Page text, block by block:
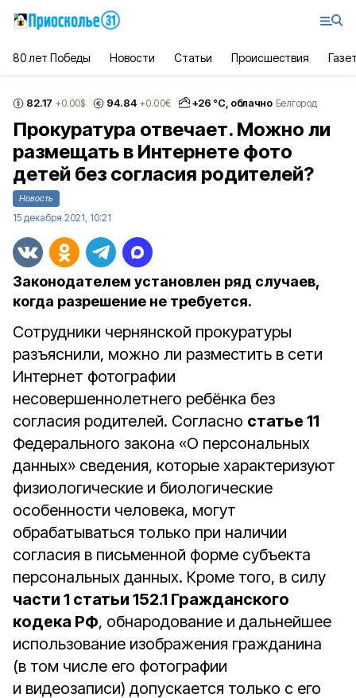
80 лет Победы Новости Статьи Происшествия
82.17 +0.00$ 94.84 +0.00€ +26 °С, облачно Белгород
Прокуратура отвечает. Можно ли
размещать в Интернете фото
детей без согласия родителей?
Новость
15 декабря 2021, 10:21
Законодателем установлен ряд случаев,
когда разрешение не требуется.
Сотрудники чернянской прокуратуры
разъяснили, можно ли разместить в сети
Интернет фотографии
несовершеннолетнего ребёнка без
согласия родителей. Согласно статье 11
Федерального закона «О персональных
данных» сведения, которые характеризуют
физиологические и биологические
особенности человека, могут
обрабатываться только при наличии
согласия в письменной форме субъекта
персональных данных. Кроме того, в силу
части 1 статьи 152.1 Гражданского
кодека РФ, обнародование и дальнейшее
использование изображения гражданина
(в том числе его фотографии
и видеозаписи) допускается только с его